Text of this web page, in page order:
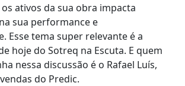
ativos da sua obra impacta
sua performance e
Esse tema super relevante é a
hoje do Sotreq na Escuta. E quem
nessa discussão é o Rafael Luís,
do Predic.